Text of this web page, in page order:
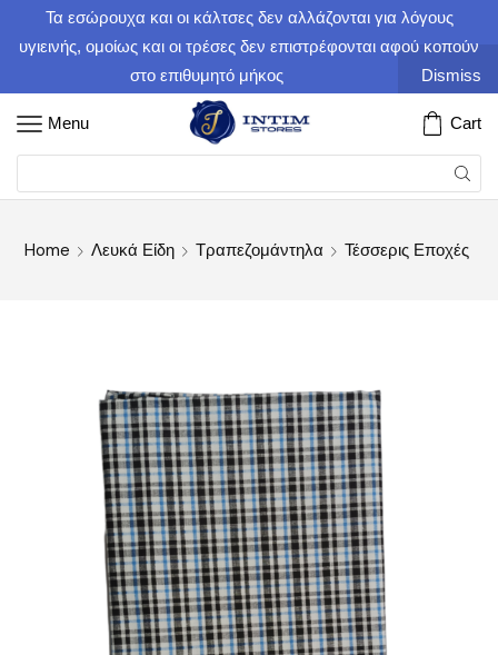
Τα εσώρουχα και οι κάλτσες δεν αλλάζονται για λόγους
υγιεινής, ομοίως και οι τρέσες δεν επιστρέφονται αφού κοπούν
στο επιθυμητό μήκος
Dismiss
Menu Cart
Home Λευκά Είδη Τραπεζομάντηλα Τέσσερις Εποχές